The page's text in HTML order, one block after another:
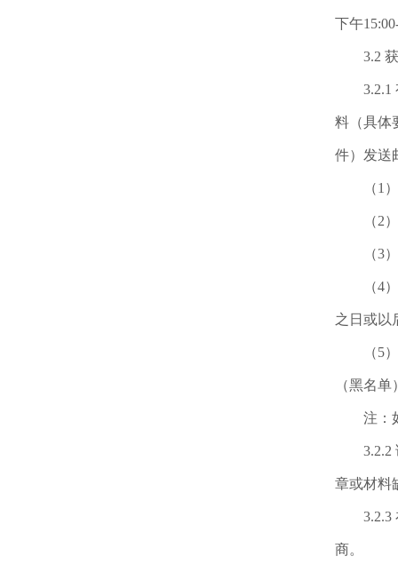
下午
3.2 获
3.2.1 有
料（具体
件）发送
（1）
（2）
（3）
（4）提
之日或以
（5）提
（黑名
注：如
3.2.2 请
章或材料
3.2.3 在
商。